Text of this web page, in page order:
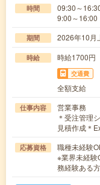
時間
09:30～
9:00～
期間 2026年10月
時給 時給1700円
交通費
全額支給
仕事内容
営業事務
＊受注管理
見積作成＊
応募資格
職種未経験
※業界未経
務経験ある方